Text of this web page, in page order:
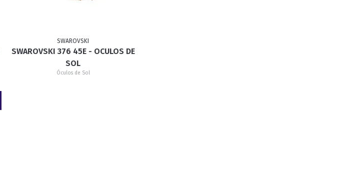
SWAROVSKI
SWAROVSKI 376 45E - OCULOS DE
SOL
Óculos de Sol